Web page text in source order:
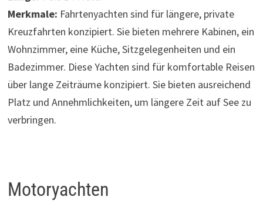
Merkmale: Fahrtenyachten sind für längere, private
Kreuzfahrten konzipiert. Sie bieten mehrere Kabinen, ein
Wohnzimmer, eine Küche, Sitzgelegenheiten und ein
Badezimmer. Diese Yachten sind für komfortable Reisen
über lange Zeiträume konzipiert. Sie bieten ausreichend
Platz und Annehmlichkeiten, um längere Zeit auf See zu
verbringen.
Motoryachten